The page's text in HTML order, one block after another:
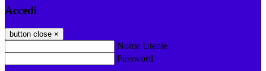
Accedi
button close ×
Nome Utente
Password